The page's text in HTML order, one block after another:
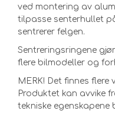
ved montering av
tilpasse senterhullet
sentrerer felgen.
Sentreringsringene
flere bilmodeller og
MERK! Det finnes
Produktet kan avvike
tekniske egenskapene